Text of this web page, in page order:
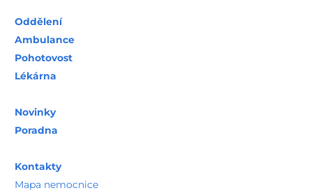
Oddělení
Ambulance
Pohotovost
Lékárna
Novinky
Poradna
Kontakty
Mapa nemocnice